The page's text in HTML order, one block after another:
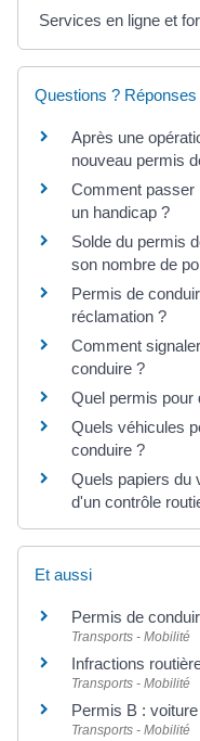
Services en ligne et
Questions ? Réponses
Après une
nouveau permis
Comment passer
un handicap ?
Solde du permis
son nombre de
Permis de
réclamation ?
Comment
conduire ?
Quel permis pour
Quels véhicules
conduire ?
Quels papiers du
d'un contrôle
Et aussi
Permis de
Transports - Mobilité
Infractions
Transports - Mobilité
Permis B :
Transports - Mobilité